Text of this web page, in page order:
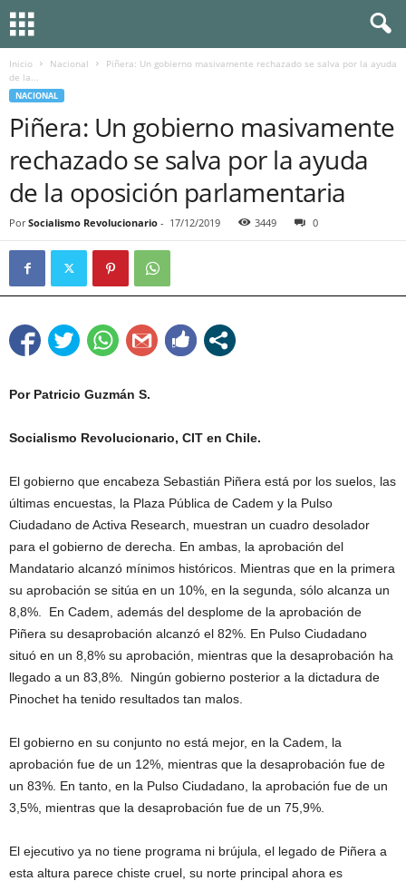
Inicio Nacional
Piñera: Un gobierno masivamente rechazado se salva por la ayuda
de la...
NACIONAL
Piñera: Un gobierno masivamente
rechazado se salva por la ayuda
de la oposición parlamentaria
Por Socialismo Revolucionario - 17/12/2019 3449 0
Por Patricio Guzmán S.
Socialismo Revolucionario, CIT en Chile.
El gobierno que encabeza Sebastián Piñera está por los suelos, las
últimas encuestas, la Plaza Pública de Cadem y la Pulso
Ciudadano de Activa Research, muestran un cuadro desolador
para el gobierno de derecha. En ambas, la aprobación del
Mandatario alcanzó mínimos históricos. Mientras que en la primera
su aprobación se sitúa en un 10%, en la segunda, sólo alcanza un
8,8%. En Cadem, además del desplome de la aprobación de
Piñera su desaprobación alcanzó el 82%. En Pulso Ciudadano
situó en un 8,8% su aprobación, mientras que la desaprobación ha
llegado a un 83,8%. Ningún gobierno posterior a la dictadura de
Pinochet ha tenido resultados tan malos.
El gobierno en su conjunto no está mejor, en la Cadem, la
aprobación fue de un 12%, mientras que la desaprobación fue de
un 83%. En tanto, en la Pulso Ciudadano, la aprobación fue de un
3,5%, mientras que la desaprobación fue de un 75,9%.
El ejecutivo ya no tiene programa ni brújula, el legado de Piñera a
esta altura parece chiste cruel, su norte principal ahora es